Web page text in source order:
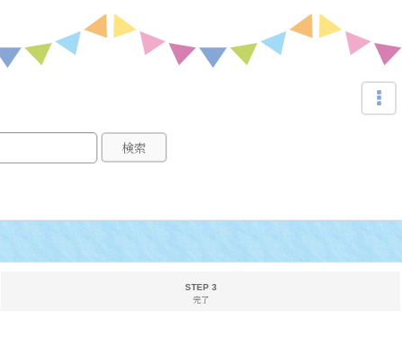
検索
STEP 3
完了